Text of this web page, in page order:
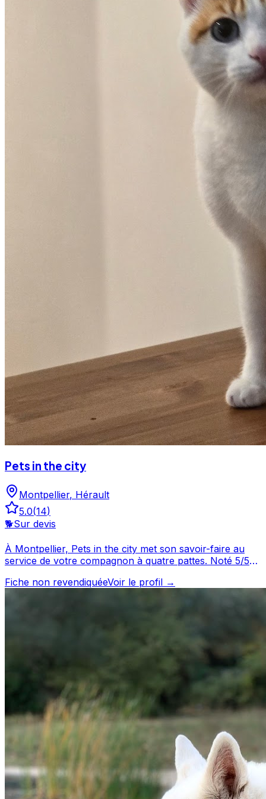
Pets in the city
Montpellier, Hérault
5.0(14)
🐕Sur devis
À Montpellier, Pets in the city met son savoir-faire au
service de votre compagnon à quatre pattes. Noté 5/5
attentionné pour votre compagnon. N'hésitez pas à
consulter sa fiche pour en savoir plus et prendre
canin situé à Montpellier. Noté 5/5 ⭐⭐⭐⭐⭐ sur Google
Fiche non revendiquéeVoir le profil →